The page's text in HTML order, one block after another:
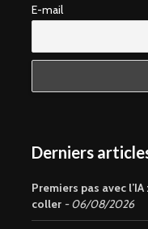
E-mail
Derniers
Premiers pas avec
coller
06/08/2026